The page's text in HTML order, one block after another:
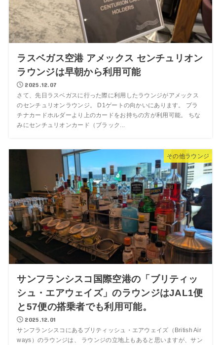
ラスベガス空港 アメックス センチュリオン
ラウンジは早朝から利用可能
2025.12.07
さて、先日ラスベガスに行った際に利用したラウンジがアメックス
のセンチュリオンラウンジ。 D1ゲートの向かいにあります。 プラ
チナカードホルダーより上のカードをお持ちの方が利用可能。 ちな
みにセンチュリオンカード（ブラック...
その他ラウンジ
サンフランシスコ国際空港の「ブリティッ
シュ・エアウェイズ」のラウンジはJAL1便
と57便の搭乗者でも利用可能。
2025.12.01
サンフランシスコにあるブリティッシュ・エアウェイズ（British Air
ways）のラウンジは、 ラウンジの立地上もあると思いますが、サン